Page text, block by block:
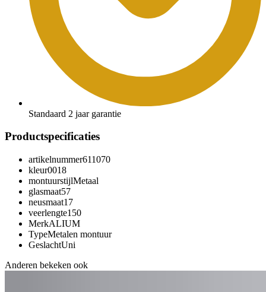
Standaard 2 jaar garantie
Productspecificaties
artikelnummer611070
kleur0018
montuurstijlMetaal
glasmaat57
neusmaat17
veerlengte150
MerkALIUM
TypeMetalen montuur
GeslachtUni
Anderen bekeken ook